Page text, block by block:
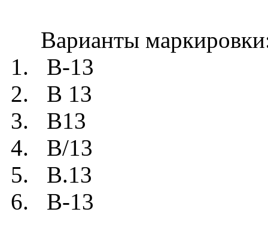
Варианты
1. В-13
2. В 13
3. В13
4. В/13
5. В.13
6. B-13